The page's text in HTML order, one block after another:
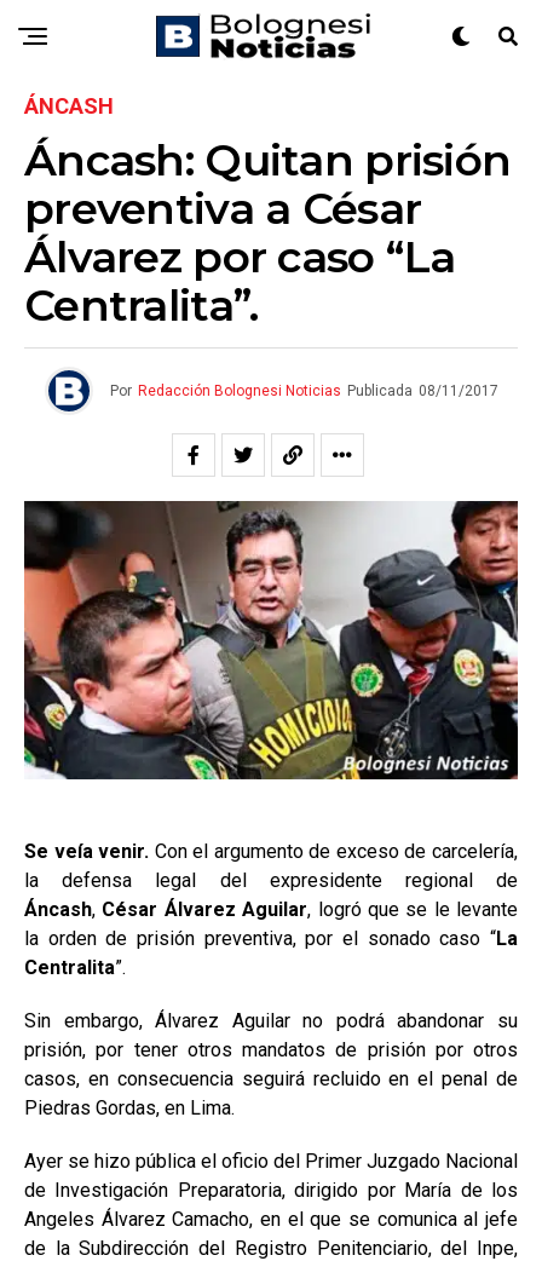
ÁNCASH
Áncash: Quitan prisión
preventiva a César
Álvarez por caso “La
Centralita”.
Por Redacción Bolognesi Noticias Publicada 08/11/2017
Se veía venir. Con el argumento de exceso de carcelería,
la defensa legal del expresidente regional de
Áncash, César Álvarez Aguilar, logró que se le levante
la orden de prisión preventiva, por el sonado caso “La
Centralita”.
Sin embargo, Álvarez Aguilar no podrá abandonar su
prisión, por tener otros mandatos de prisión por otros
casos, en consecuencia seguirá recluido en el penal de
Piedras Gordas, en Lima.
Ayer se hizo pública el oficio del Primer Juzgado Nacional
de Investigación Preparatoria, dirigido por María de los
Angeles Álvarez Camacho, en el que se comunica al jefe
de la Subdirección del Registro Penitenciario, del Inpe,